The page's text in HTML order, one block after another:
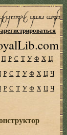
П Р С Т У Ф Х Ц
Р С Т У Ф Х Ц Ч
Р С Т У Ф Х Ц Ч